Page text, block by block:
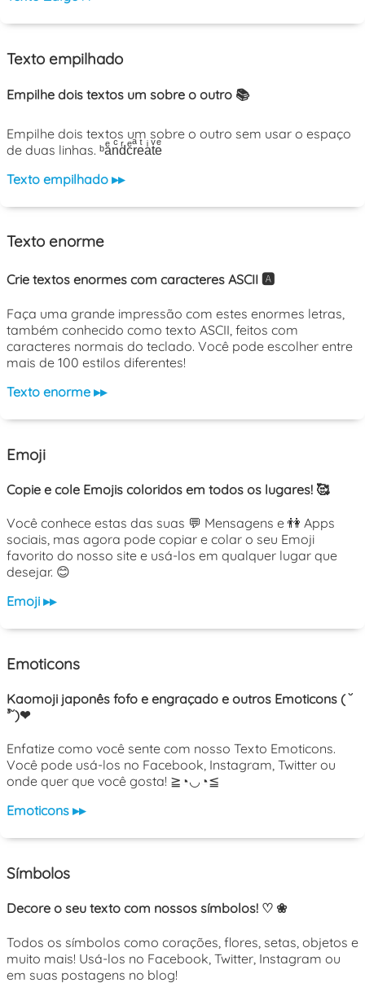
Texto empilhado
Empilhe dois textos um sobre o outro 📚
Empilhe dois textos um sobre o outro sem usar o espaço
de duas linhas. ᵇaͤnͨdͬcͤrͣeͭaͥtͮeͤ
Texto empilhado ▸▸
Texto enorme
Crie textos enormes com caracteres ASCII 🅰️
Faça uma grande impressão com estes enormes letras,
também conhecido como texto ASCII, feitos com
caracteres normais do teclado. Você pode escolher entre
mais de 100 estilos diferentes!
Texto enorme ▸▸
Emoji
Copie e cole Emojis coloridos em todos os lugares! 🥰
Você conhece estas das suas 💬 Mensagens e 👫 Apps
sociais, mas agora pode copiar e colar o seu Emoji
favorito do nosso site e usá-los em qualquer lugar que
desejar. 😊
Emoji ▸▸
Emoticons
Kaomoji japonês fofo e engraçado e outros Emoticons ( ˘
³˘)❤
Enfatize como você sente com nosso Texto Emoticons.
Você pode usá-los no Facebook, Instagram, Twitter ou
onde quer que você gosta! ≧◔◡◔≦
Emoticons ▸▸
Símbolos
Decore o seu texto com nossos símbolos! ♡ ❀
Todos os símbolos como corações, flores, setas, objetos e
muito mais! Usá-los no Facebook, Twitter, Instagram ou
em suas postagens no blog!